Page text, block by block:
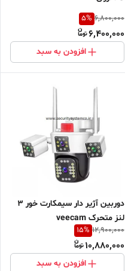
6,800,000
5%
6,400,000
افزودن به سبد
دوربین آژیر دار سیمکارت خور 3
لنز متحرک veecam
12,900,000
15%
10,880,000
افزودن به سبد